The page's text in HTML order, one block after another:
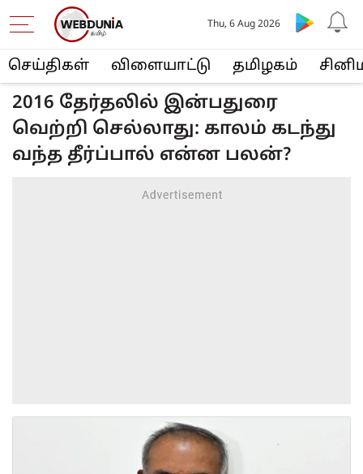
செய்திகள் விளையா‌ட்டு த‌மிழக‌ம்
Thu, 6 Aug 2026
2016 தேர்தலில் இன்பதுரை
வெற்றி செல்லாது: காலம் கடந்து
வந்த தீர்ப்பால் என்ன பலன்?